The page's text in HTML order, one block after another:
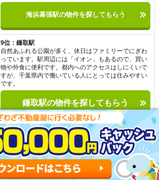
海浜幕張駅の物件を探してもらう
9位：鎌取駅
自然あふれる公園が多く、休日はファミリーでにぎわ
っています。駅周辺には「イオン」もあるので、買い
物や外食に便利です。都内へのアクセスはしにくいで
すが、千葉県内で働いている人にとっては住みやすい
です。
鎌取駅の物件を探してもらう
10位：京成大久保駅
駅の北側は「日本大学」「東邦大学」のキャンパスが
あり、学生でにぎわう学生街になっています。駅前の
商店街は、買い物や外食が安く済ませられる、人気の
あるスポットです。駅の南側は、治安が良く閑静な住
宅街が広がっています。